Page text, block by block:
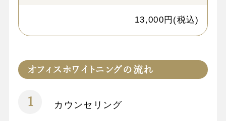
13,000円(税込)
オフィスホワイトニングの流れ
カウンセリング